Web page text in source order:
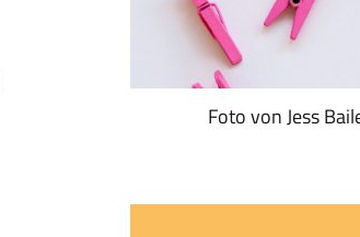
Foto von Jess